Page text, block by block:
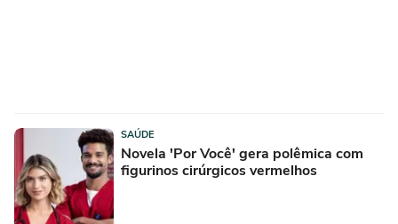
SAÚDE
Novela 'Por Você' gera polêmica com
figurinos cirúrgicos vermelhos